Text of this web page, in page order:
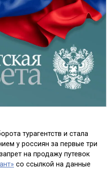
турагентств и стала
у россиян за первые три
на продажу путевок
со ссылкой на данные